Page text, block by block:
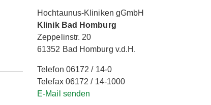
Hochtaunus-Kliniken gGmbH
Klinik Bad Homburg
Zeppelinstr. 20
61352 Bad Homburg v.d.H.
Telefon 06172 / 14-0
Telefax 06172 / 14-1000
E-Mail senden